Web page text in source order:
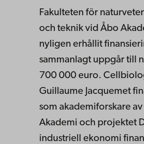
Fakulteten för
och teknik vid Åbo
nyligen erhållit
sammanlagt uppgår till
700 000 euro.
Guillaume Jacquemet
som akademiforskare
Akademi och projektet
industriell ekonomi